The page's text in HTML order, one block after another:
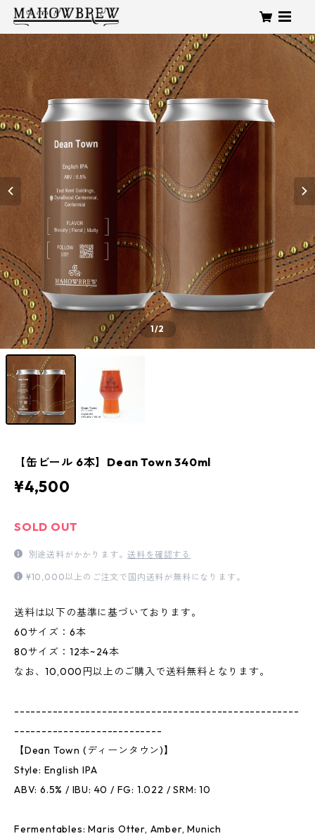
1/2
【缶ビール 6本】Dean Town 340ml
¥4,500
SOLD OUT
別途送料がかかります。送料を確認する
¥10,000以上のご注文で国内送料が無料になります。
送料は以下の基準に基づいております。
60サイズ：6本
80サイズ：12本~24本
なお、10,000円以上のご購入で送料無料となります。
----------------------------------------------------
---------------------------
【Dean Town (ディーンタウン)】
Style: English IPA
ABV: 6.5% / IBU: 40 / FG: 1.022 / SRM: 10
Fermentables: Maris Otter, Amber, Munich